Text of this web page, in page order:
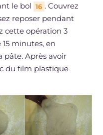
le bol 16 . Couvrez
reposer pendant
cette opération 3
minutes, en
pâte. Après avoir
du film plastique